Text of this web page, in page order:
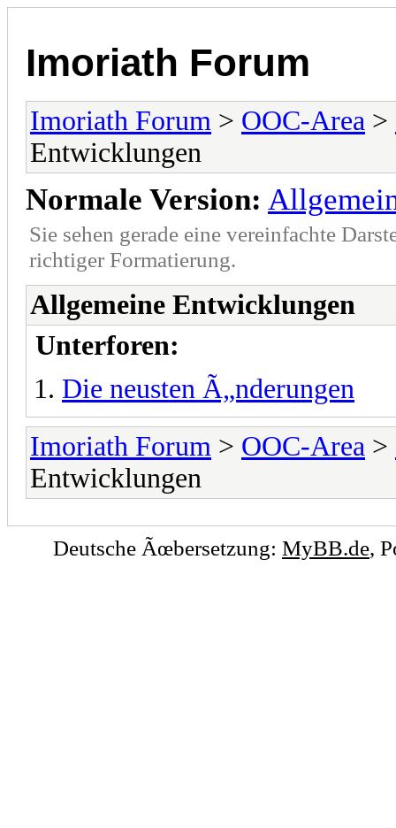
Imoriath Forum
Imoriath Forum > OOC-Area >
Entwicklungen
Normale Version:
Sie sehen gerade eine vereinfachte
richtiger Formatierung.
Allgemeine Entwicklungen
Unterforen:
Die neusten Ã„nderungen
Imoriath Forum > OOC-Area >
Entwicklungen
Deutsche Ãœbersetzung: MyBB.de,